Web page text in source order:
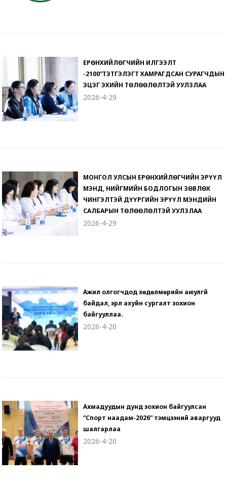
ЕРӨНХИЙЛӨГЧИЙН ИЛГЭЭЛТ
-2100”ТЭТГЭЛЭГТ ХАМРАГДСАН СУРАГЧДЫН
ЭЦЭГ ЭХИЙН ТӨЛӨӨЛӨЛТЭЙ УУЛЗЛАА
2026-4-29
МОНГОЛ УЛСЫН ЕРӨНХИЙЛӨГЧИЙН ЭРҮҮЛ
МЭНД, НИЙГМИЙН БОДЛОГЫН ЗӨВЛӨХ
ЧИНГЭЛТЭЙ ДҮҮРГИЙН ЭРҮҮЛ МЭНДИЙН
САЛБАРЫН ТӨЛӨӨЛӨЛТЭЙ УУЛЗЛАА
2026-4-29
Ажил олгогчдод хөдөлмөрийн аюулгүй
байдал, эрүүл ахуйн сургалт зохион
байгууллаа.
2026-4-20
Ахмадуудын дунд зохион байгуулсан
“Спорт наадам-2026” тэмцээний аваргууд
шалгарлаа
2026-4-20